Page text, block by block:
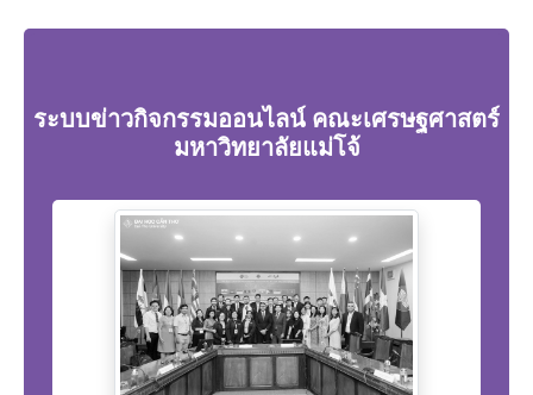
ระบบข่าวกิจกรรมออนไลน์ คณะเศรษฐศาสตร์
มหาวิทยาลัยแม่โจ้